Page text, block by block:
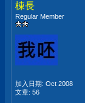
棟長
Regular Member
加入日期: Oct 2008
文章: 56